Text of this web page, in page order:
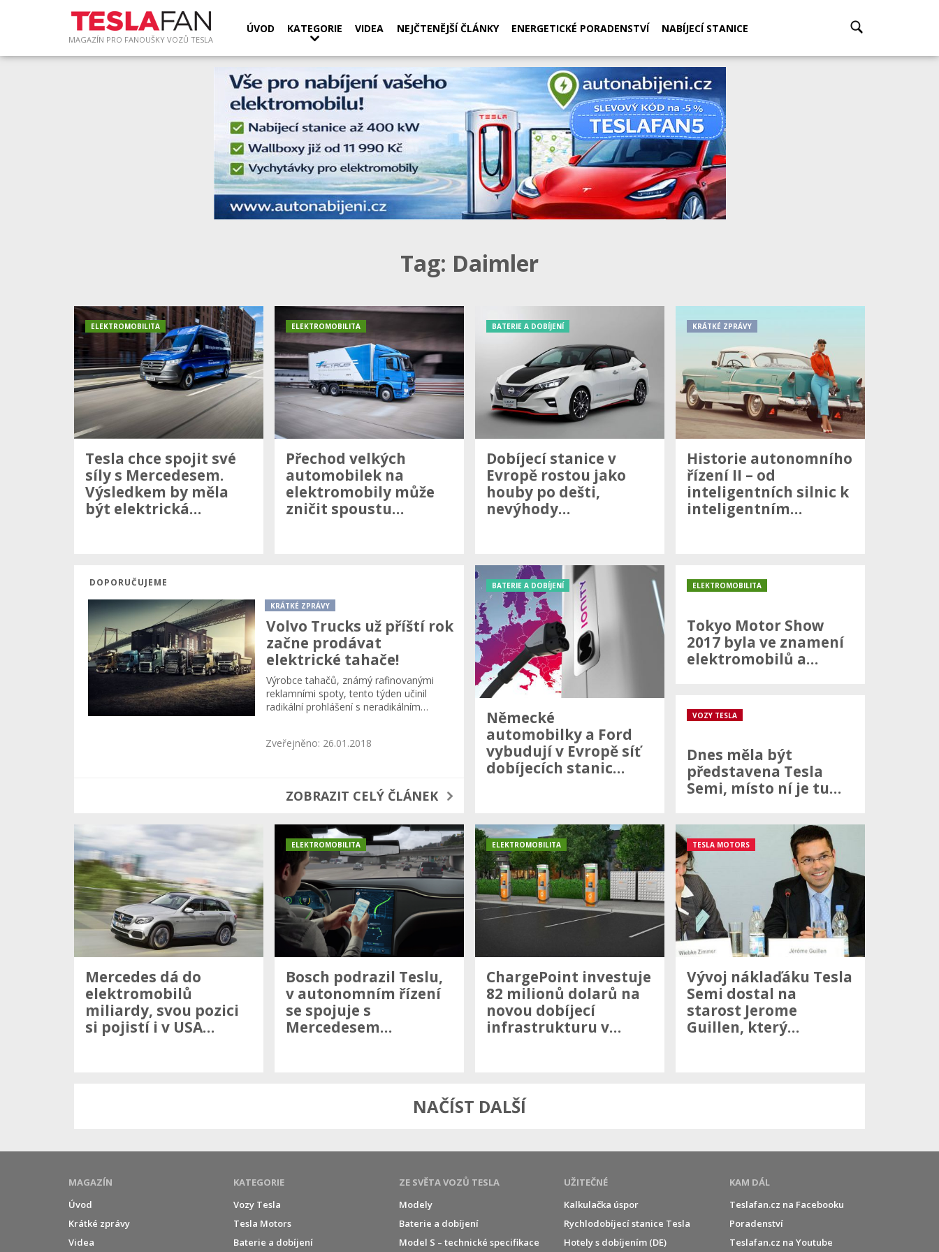
MAGAZÍN PRO FANOUŠKY VOZŮ TESLA
ÚVOD KATEGORIE VIDEA NEJČTENĚJŠÍ ČLÁNKY ENERGETICKÉ PORADENSTVÍ NABÍJECÍ STANICE
Tag: Daimler
ELEKTROMOBILITA
Tesla chce spojit své
síly s Mercedesem.
Výsledkem by měla
být elektrická…
ELEKTROMOBILITA
Přechod velkých
automobilek na
elektromobily může
zničit spoustu…
BATERIE A DOBÍJENÍ
Dobíjecí stanice v
Evropě rostou jako
houby po dešti,
nevýhody…
KRÁTKÉ ZPRÁVY
Historie autonomního
řízení II – od
inteligentních silnic k
inteligentním…
DOPORUČUJEME
KRÁTKÉ ZPRÁVY
Zveřejněno: 26.01.2018
Volvo Trucks už příští rok
začne prodávat
elektrické tahače!
Výrobce tahačů, známý rafinovanými
reklamními spoty, tento týden učinil
radikální prohlášení s neradikálním…
ZOBRAZIT CELÝ ČLÁNEK
BATERIE A DOBÍJENÍ
Německé
automobilky a Ford
vybudují v Evropě síť
dobíjecích stanic…
ELEKTROMOBILITA
Tokyo Motor Show
2017 byla ve znamení
elektromobilů a…
VOZY TESLA
Dnes měla být
představena Tesla
Semi, místo ní je tu…
Mercedes dá do
elektromobilů
miliardy, svou pozici
si pojistí i v USA…
ELEKTROMOBILITA
Bosch podrazil Teslu,
v autonomním řízení
se spojuje s
Mercedesem…
ELEKTROMOBILITA
ChargePoint investuje
82 milionů dolarů na
novou dobíjecí
infrastrukturu v…
TESLA MOTORS
Vývoj náklaďáku Tesla
Semi dostal na
starost Jerome
Guillen, který…
NAČÍST DALŠÍ
MAGAZÍN
Úvod
Krátké zprávy
Videa
KATEGORIE
Vozy Tesla
Tesla Motors
Baterie a dobíjení
ZE SVĚTA VOZŮ TESLA
Modely
Baterie a dobíjení
Model S – technické specifikace
UŽITEČNÉ
Kalkulačka úspor
Rychlodobíjecí stanice Tesla
Hotely s dobíjením (DE)
KAM DÁL
Teslafan.cz na Facebooku
Poradenství
Teslafan.cz na Youtube